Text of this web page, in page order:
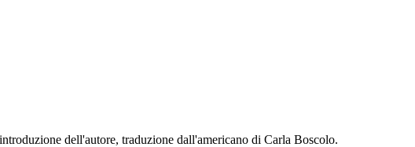
dell'autore, traduzione dall'americano di Carla Boscolo.